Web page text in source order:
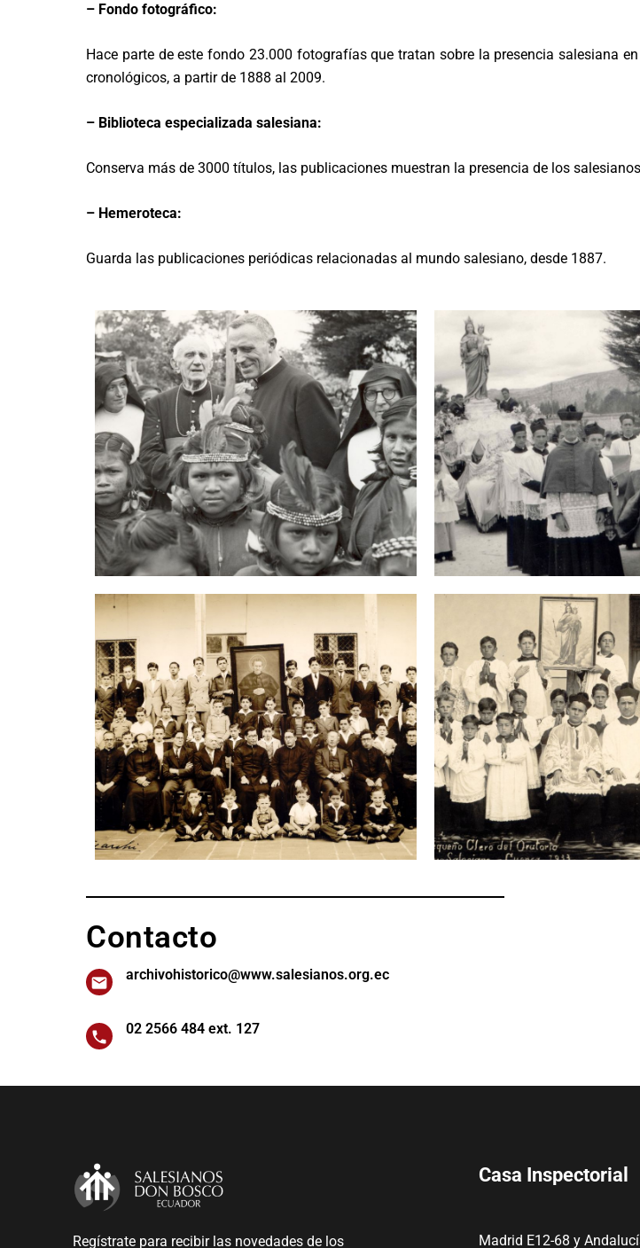
– Fondo fotográfico:
Hace parte de este fondo 23.000 fotografías que tratan sobre la presencia salesiana
cronológicos, a partir de 1888 al 2009.
– Biblioteca especializada salesiana:
Conserva más de 3000 títulos, las publicaciones muestran la presencia de los
– Hemeroteca:
Guarda las publicaciones periódicas relacionadas al mundo salesiano, desde 1887.
Contacto
archivohistorico@www.salesianos.org.ec
02 2566 484 ext. 127
Regístrate para recibir las novedades de los
Casa Inspectorial
Madrid E12-68 y